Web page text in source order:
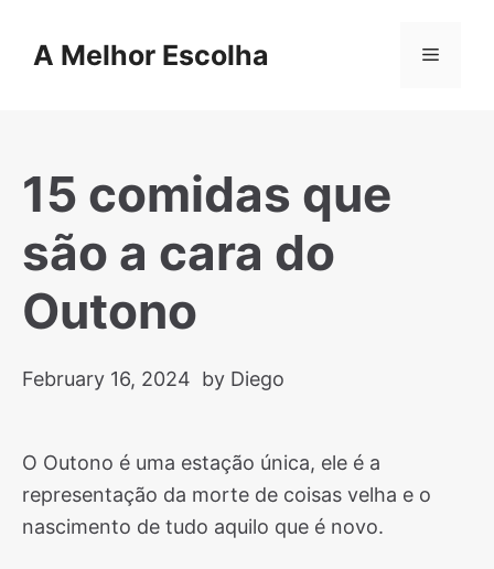
A Melhor Escolha Menu
15 comidas que
são a cara do
Outono
February 16, 2024 by Diego
O Outono é uma estação única, ele é a
representação da morte de coisas velha e o
nascimento de tudo aquilo que é novo.